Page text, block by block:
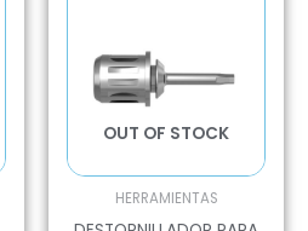
OUT OF STOCK
HERRAMIENTAS